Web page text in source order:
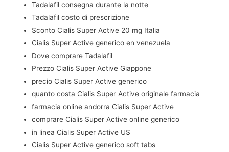
Tadalafil consegna durante la notte
Tadalafil costo di prescrizione
Sconto Cialis Super Active 20 mg Italia
Cialis Super Active generico en venezuela
Dove comprare Tadalafil
Prezzo Cialis Super Active Giappone
precio Cialis Super Active generico
quanto costa Cialis Super Active originale farmacia
farmacia online andorra Cialis Super Active
comprare Cialis Super Active online generico
in linea Cialis Super Active US
Cialis Super Active generico soft tabs